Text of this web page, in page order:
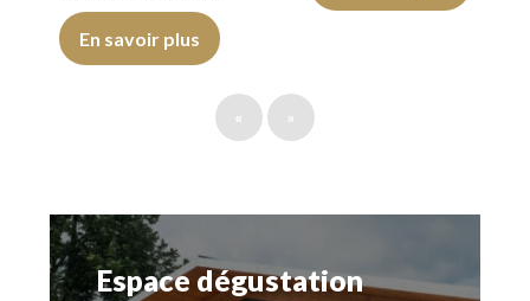
La robe est jaune dorée avec des reflets clairs, de bonne
En savoir plus
« »
Espace dégustation